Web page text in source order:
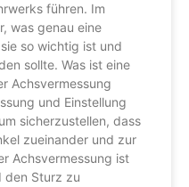
führen. Im
was genau eine
so wichtig ist und
sollte. Was ist eine
Achsvermessung
und Einstellung
sicherzustellen, dass
zueinander und zur
Achsvermessung ist
den Sturz zu